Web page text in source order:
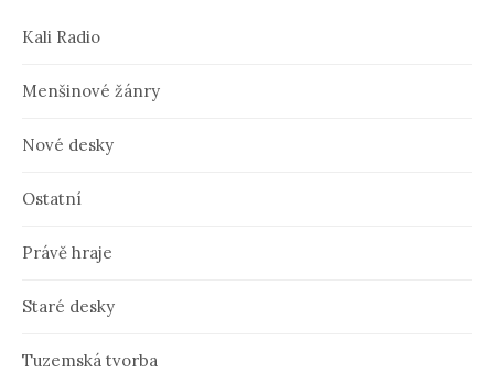
Kali Radio
Menšinové žánry
Nové desky
Ostatní
Právě hraje
Staré desky
Tuzemská tvorba